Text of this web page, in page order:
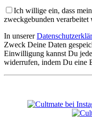
Ich willige ein, dass
zweckgebunden verarbeitet
In unserer
Zweck Deine Daten
Einwilligung kannst Du
widerrufen, indem Du eine